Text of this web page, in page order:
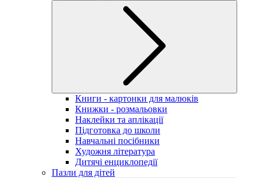
Книги - картонки для малюків
Книжки - розмальовки
Наклейки та аплікації
Підготовка до школи
Навчальні посібники
Художня література
Дитячі енциклопедії
Пазли для дітей